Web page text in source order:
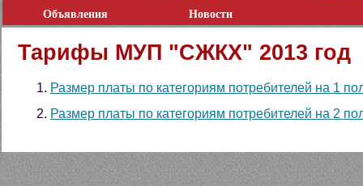
Объявления
Новости
Тарифы МУП "СЖКХ" 2013 год
Размер платы по категориям потребителей на 1
Размер платы по категориям потребителей на 2